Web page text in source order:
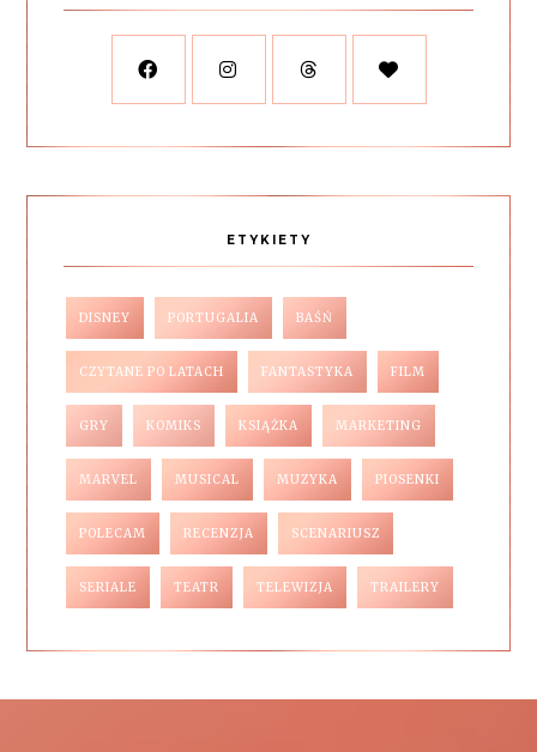
ETYKIETY
DISNEY PORTUGALIA BAŚŃ
CZYTANE PO LATACH FANTASTYKA FILM
GRY KOMIKS KSIĄŻKA MARKETING
MARVEL MUSICAL MUZYKA PIOSENKI
POLECAM RECENZJA SCENARIUSZ
SERIALE TEATR TELEWIZJA TRAILERY